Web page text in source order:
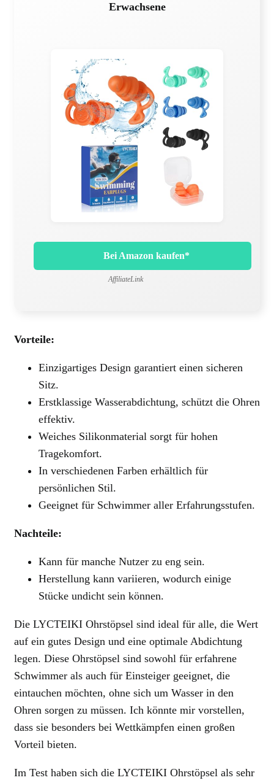
Erwachsene
Bei Amazon kaufen*
AffiliateLink
Vorteile:
Einzigartiges Design garantiert einen sicheren
Sitz.
Erstklassige Wasserabdichtung, schützt die Ohren
effektiv.
Weiches Silikonmaterial sorgt für hohen
Tragekomfort.
In verschiedenen Farben erhältlich für
persönlichen Stil.
Geeignet für Schwimmer aller Erfahrungsstufen.
Nachteile:
Kann für manche Nutzer zu eng sein.
Herstellung kann variieren, wodurch einige
Stücke undicht sein können.
Die LYCTEIKI Ohrstöpsel sind ideal für alle, die Wert
auf ein gutes Design und eine optimale Abdichtung
legen. Diese Ohrstöpsel sind sowohl für erfahrene
Schwimmer als auch für Einsteiger geeignet, die
eintauchen möchten, ohne sich um Wasser in den
Ohren sorgen zu müssen. Ich könnte mir vorstellen,
dass sie besonders bei Wettkämpfen einen großen
Vorteil bieten.
Im Test haben sich die LYCTEIKI Ohrstöpsel als sehr